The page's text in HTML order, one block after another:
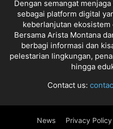
Dengan semangat
sebagai platform digital
keberlanjutan ekosistem
Bersama Arista Montana
berbagi informasi dan
pelestarian lingkungan,
hingga
Contact us:
News Privacy Policy